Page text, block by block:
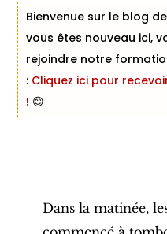
Bienvenue sur le blog
vous êtes nouveau ici,
rejoindre notre
:Cliquez ici pour
! 😊
Dans la matinée,